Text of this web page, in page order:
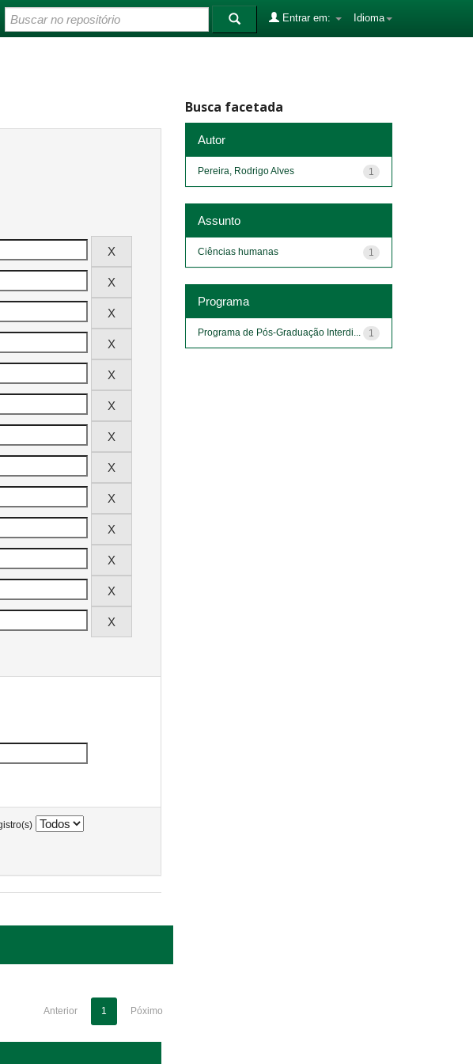
Idioma
Entrar em:
Anterior 1 Póximo
Busca facetada
Autor
1
Pereira, Rodrigo Alves
Assunto
1
Ciências humanas
Programa
1
Programa de Pós-Graduação Interdi...